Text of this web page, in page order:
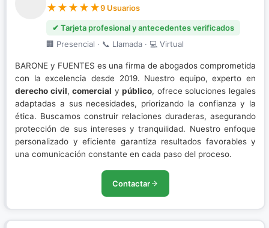
9 Usuarios
✔ Tarjeta profesional y antecedentes verificados
🏢 Presencial · 📞 Llamada · 💻 Virtual
BARONE y FUENTES es una firma de abogados comprometida
con la excelencia desde 2019. Nuestro equipo, experto en
derecho civil,comercial ypúblico, ofrece soluciones legales
adaptadas a sus necesidades, priorizando la confianza y la
ética. Buscamos construir relaciones duraderas, asegurando
protección de sus intereses y tranquilidad. Nuestro enfoque
personalizado y eficiente garantiza resultados favorables y
una comunicación constante en cada paso del proceso.
Contactar